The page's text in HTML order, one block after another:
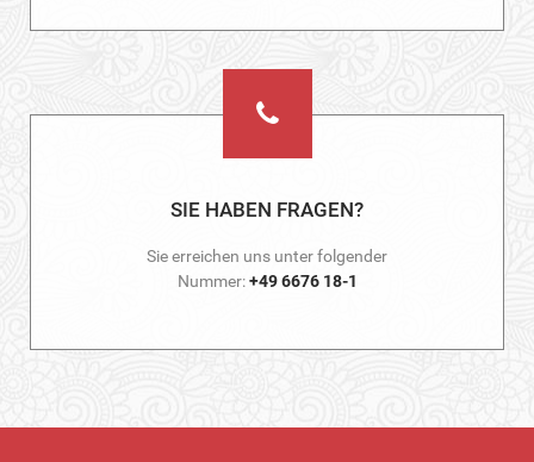
SIE HABEN FRAGEN?
Sie erreichen uns unter folgender
Nummer:+49 6676 18-1